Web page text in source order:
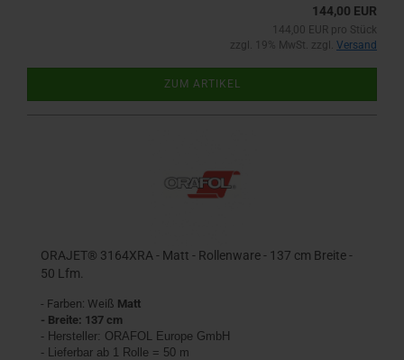
144,00 EUR
144,00 EUR pro Stück
zzgl. 19% MwSt. zzgl. Versand
ZUM ARTIKEL
ORAJET® 3164XRA - Matt - Rollenware - 137 cm Breite -
50 Lfm.
- Farben: Weiß Matt
- Breite: 137 cm
- Hersteller: ORAFOL Europe GmbH
- Lieferbar ab 1 Rolle = 50 m